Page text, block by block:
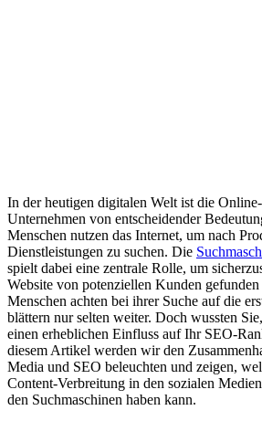
In der heutigen digitalen Welt ist die
Unternehmen von entscheidender
Menschen nutzen das Internet, um nach
Dienstleistungen zu suchen. Die
spielt dabei eine zentrale Rolle, um
Website von potenziellen Kunden
Menschen achten bei ihrer Suche auf die
blättern nur selten weiter. Doch wussten
einen erheblichen Einfluss auf Ihr SEO-
diesem Artikel werden wir den
Media und SEO beleuchten und zeigen,
Content-Verbreitung in den sozialen
den Suchmaschinen haben kann.